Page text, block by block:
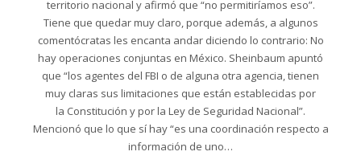
territorio nacional y afirmó que “no permitiríamos eso”.
Tiene que quedar muy claro, porque además, a algunos
comentócratas les encanta andar diciendo lo contrario: No
hay operaciones conjuntas en México. Sheinbaum apuntó
que “los agentes del FBI o de alguna otra agencia, tienen
muy claras sus limitaciones que están establecidas por
la Constitución y por la Ley de Seguridad Nacional”.
Mencionó que lo que sí hay “es una coordinación respecto a
información de uno…